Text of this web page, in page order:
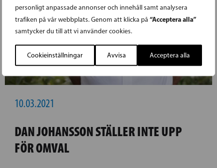
personligt anpassade annonser och innehåll samt analysera
trafiken på vår webbplats. Genom att klicka på “Acceptera alla”
samtycker du till att vi använder cookies.
Cookieinställningar Avvisa Acceptera alla
10.03.2021
DAN JOHANSSON STÄLLER INTE UPP
FÖR OMVAL